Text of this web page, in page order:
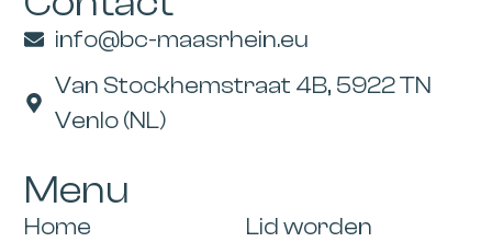
info@bc-maasrhein.eu
Van Stockhemstraat 4B, 5922 TN
Venlo (NL)
Menu
Home
Lid worden